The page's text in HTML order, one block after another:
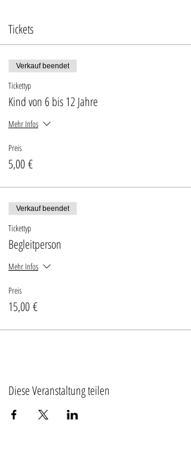
Tickets
Verkauf beendet
Tickettyp
Kind von 6 bis 12 Jahre
Mehr Infos
Preis
5,00 €
Verkauf beendet
Tickettyp
Begleitperson
Mehr Infos
Preis
15,00 €
Diese Veranstaltung teilen